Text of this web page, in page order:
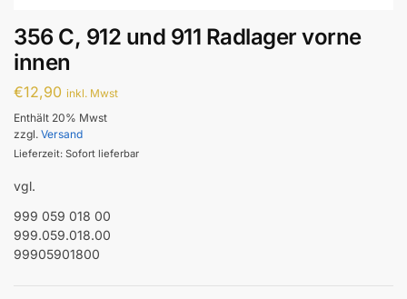
356 C, 912 und 911 Radlager vorne
innen
€12,90 inkl. Mwst
Enthält 20% Mwst
zzgl. Versand
Lieferzeit: Sofort lieferbar
vgl.
999 059 018 00
999.059.018.00
99905901800